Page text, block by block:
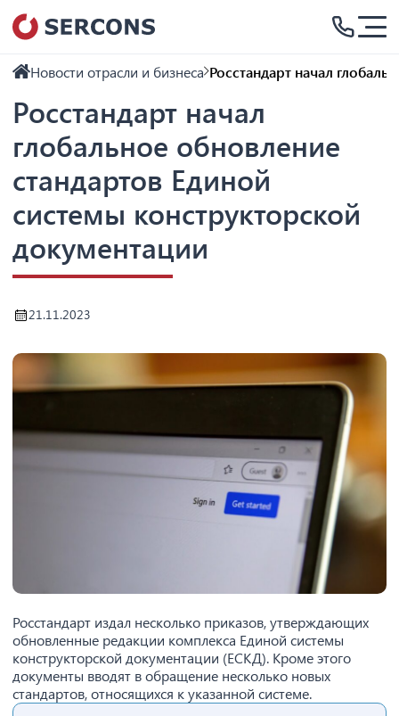
Новости отрасли и бизнеса Росстандарт начал
Росстандарт начал
глобальное обновление
стандартов Единой
системы конструкторской
документации
21.11.2023
Росстандарт издал несколько приказов, утверждающих
обновленные редакции комплекса Единой системы
конструкторской документации (ЕСКД). Кроме этого
документы вводят в обращение несколько новых
стандартов, относящихся к указанной системе.